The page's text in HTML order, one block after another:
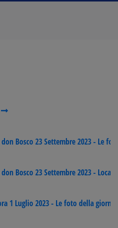
Bosco 23 Settembre 2023 - Le
Bosco 23 Settembre 2023 -
1 Luglio 2023 - Le foto della